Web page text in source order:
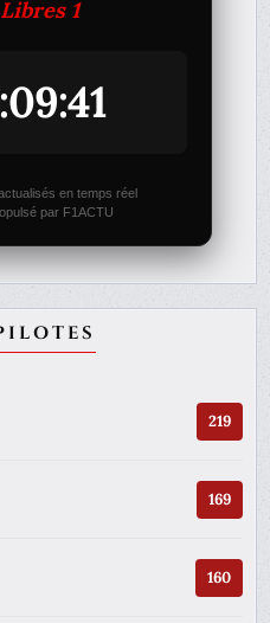
1
en temps réel
par F1ACTU
219
169
160